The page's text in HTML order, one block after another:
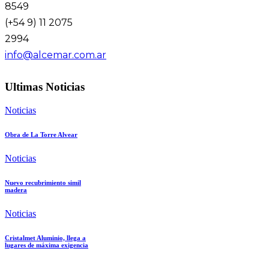
8549
(+54 9) 11 2075
2994
info@alcemar.com.ar
Ultimas Noticias
Noticias
Obra de La Torre Alvear
Noticias
Nuevo recubrimiento simil
madera
Noticias
Cristalmet Aluminio, llega a
lugares de máxima exigencia